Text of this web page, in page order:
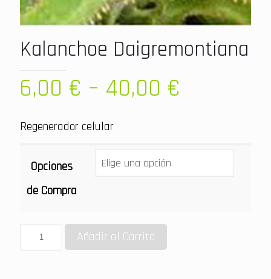
Kalanchoe Daigremontiana
6,00 € – 40,00 €
Regenerador celular
Opciones
de Compra
Añadir al Carrito